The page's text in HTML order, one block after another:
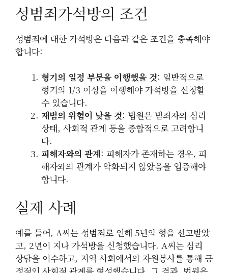
성범죄가석방의 조건
성범죄에 대한 가석방은 다음과 같은 조건을 충족해야
합니다:
형기의 일정 부분을 이행했을 것: 일반적으로
형기의 1/3 이상을 이행해야 가석방을 신청할
수 있습니다.
재범의 위험이 낮을 것: 법원은 범죄자의 심리
상태, 사회적 관계 등을 종합적으로 고려합니
다.
피해자와의 관계: 피해자가 존재하는 경우, 피
해자와의 관계가 악화되지 않았음을 입증해야
합니다.
실제 사례
예를 들어, A씨는 성범죄로 인해 5년의 형을 선고받았
고, 2년이 지나 가석방을 신청했습니다. A씨는 심리
상담을 이수하고, 지역 사회에서의 자원봉사를 통해 긍